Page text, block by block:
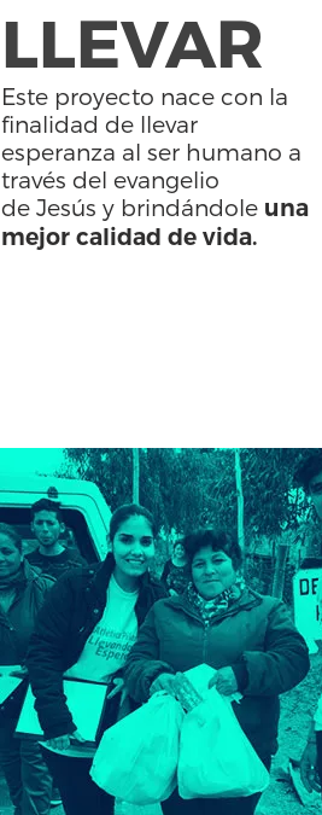
LLEVAR
Este proyecto nace con la
finalidad de llevar
esperanza al ser humano a
través del evangelio
de Jesús y brindándole una
mejor calidad de vida.